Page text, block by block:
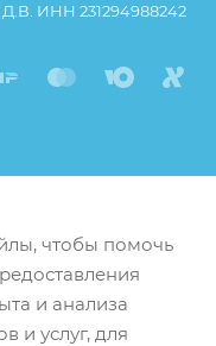
ИНН 231294988242
чтобы помочь
и анализа
и услуг, для